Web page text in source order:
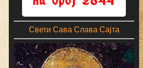
Свети Сава Слава Сајта